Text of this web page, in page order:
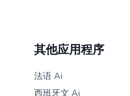
其他应用程序
法语 Ai
西班牙文 Ai